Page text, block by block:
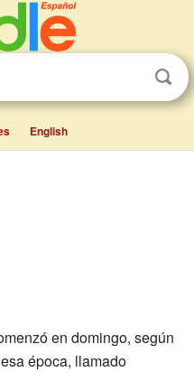
English
en domingo, según
época, llamado